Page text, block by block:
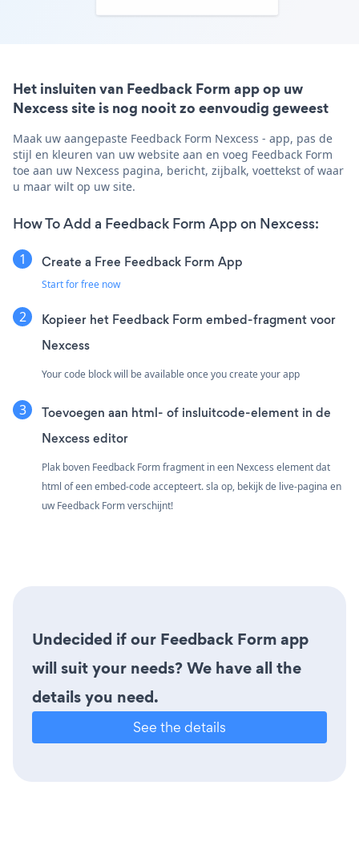
Het insluiten van Feedback Form app op uw
Nexcess site is nog nooit zo eenvoudig geweest
Maak uw aangepaste Feedback Form Nexcess - app, pas de
stijl en kleuren van uw website aan en voeg Feedback Form
toe aan uw Nexcess pagina, bericht, zijbalk, voettekst of waar
u maar wilt op uw site.
How To Add a Feedback Form App on Nexcess:
Create a Free Feedback Form App
Start for free now
Kopieer het Feedback Form embed-fragment voor
Nexcess
Your code block will be available once you create your app
Toevoegen aan html- of insluitcode-element in de
Nexcess editor
Plak boven Feedback Form fragment in een Nexcess element dat
html of een embed-code accepteert. sla op, bekijk de live-pagina en
uw Feedback Form verschijnt!
Undecided if our Feedback Form app
will suit your needs? We have all the
details you need.
See the details